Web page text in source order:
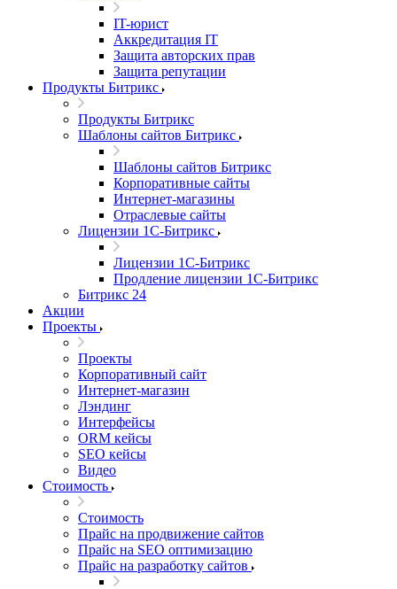
IT-юрист
Аккредитация IT
Защита авторских прав
Защита репутации
Продукты Битрикс
Продукты Битрикс
Шаблоны сайтов Битрикс
Шаблоны сайтов Битрикс
Корпоративные сайты
Интернет-магазины
Отраслевые сайты
Лицензии 1С-Битрикс
Лицензии 1С-Битрикс
Продление лицензии 1С-Битрикс
Битрикс 24
Акции
Проекты
Проекты
Корпоративный сайт
Интернет-магазин
Лэндинг
Интерфейсы
ORM кейсы
SEO кейсы
Видео
Стоимость
Стоимость
Прайс на продвижение сайтов
Прайс на SEO оптимизацию
Прайс на разработку сайтов